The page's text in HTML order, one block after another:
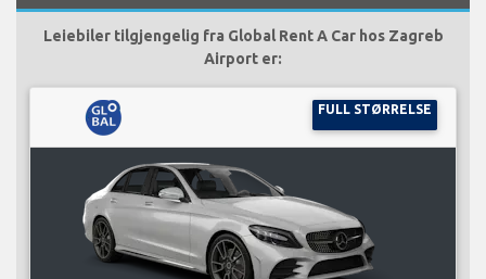
Leiebiler tilgjengelig fra Global Rent A Car hos Zagreb
Airport er:
FULL STØRRELSE